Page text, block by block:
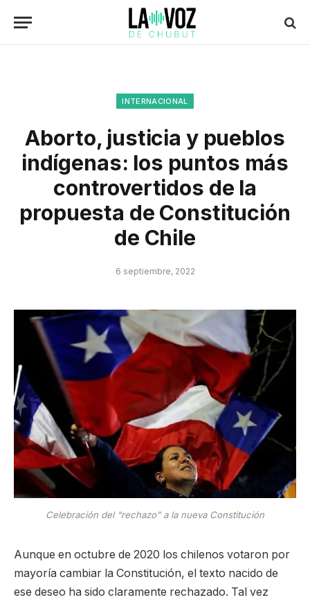
INTERNACIONAL
Aborto, justicia y pueblos
indígenas: los puntos más
controvertidos de la
propuesta de Constitución
de Chile
6 septiembre, 2022
Celebración del “rechazo” a la nueva Constitución
Aunque en octubre de 2020 los chilenos votaron por
mayoría cambiar la Constitución, el texto nacido de
ese deseo ha sido claramente rechazado. Tal vez